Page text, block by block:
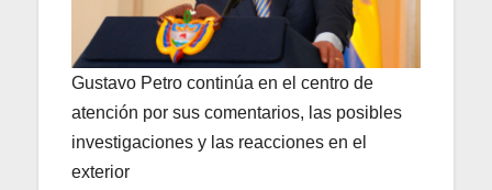
Gustavo Petro continúa en el centro de
atención por sus comentarios, las posibles
investigaciones y las reacciones en el
exterior